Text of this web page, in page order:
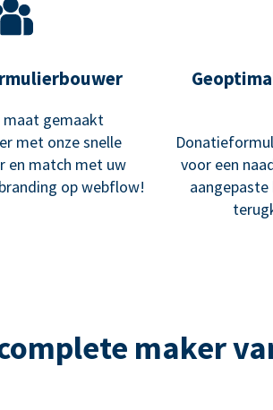
maat gemaakt
met onze snelle
en match met uw
op webflow!
voor een
maker